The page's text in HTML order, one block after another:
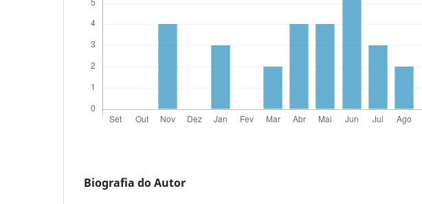
Biografia do Autor